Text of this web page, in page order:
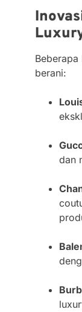
berani:
dan